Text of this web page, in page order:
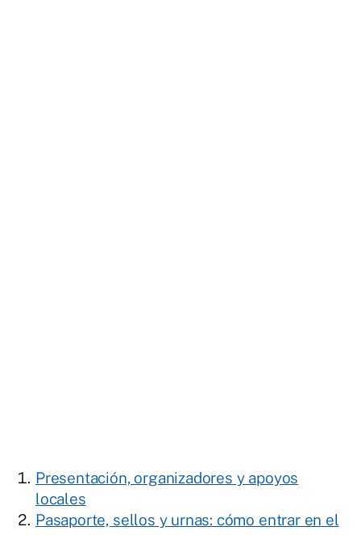
Presentación, organizadores y apoyos
locales
Pasaporte, sellos y urnas: cómo entrar en el